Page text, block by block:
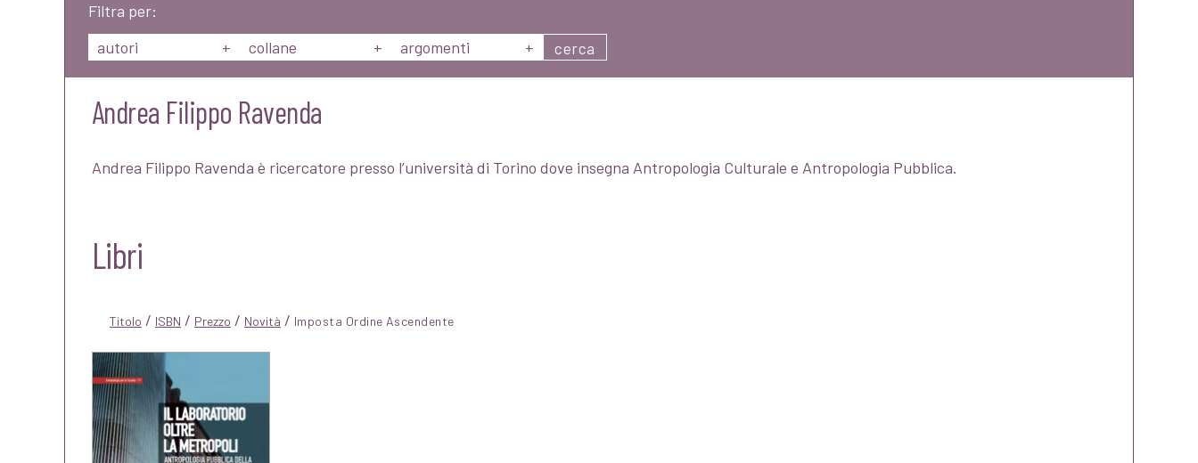
Filtra per:
autori
+ collane + argomenti + cerca
Andrea Filippo Ravenda
Andrea Filippo Ravenda è ricercatore presso l’università di Torino dove insegna Antropologia Culturale e Antropologia Pubblica.
Libri
Titolo / ISBN / Prezzo / Novità /